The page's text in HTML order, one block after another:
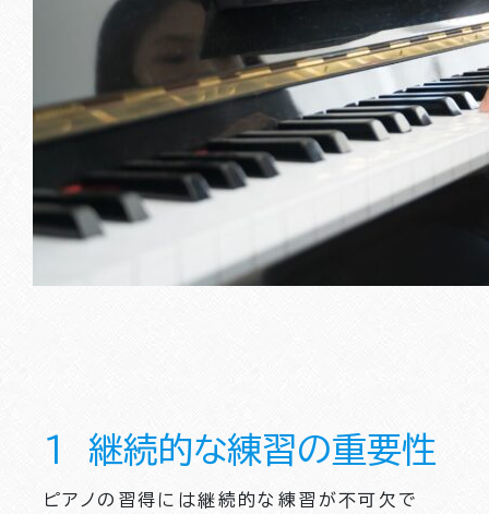
１ 継続的な練習の重要性
ピアノの習得には継続的な練習が不可欠で